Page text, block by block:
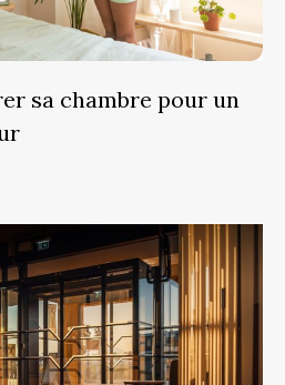
sa chambre pour un